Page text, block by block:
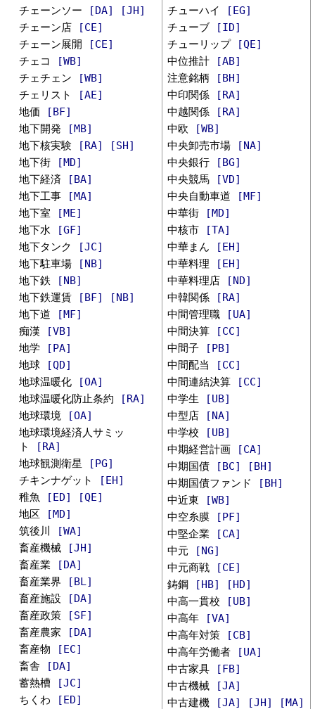
チェーンソー
[DA]
[JH]
チェーン店
[CE]
チェーン展開
[CE]
チェコ
[WB]
チェチェン
[WB]
チェリスト
[AE]
地価
[BF]
地下開発
[MB]
地下核実験
[RA]
[SH]
地下街
[MD]
地下経済
[BA]
地下工事
[MA]
地下室
[ME]
地下水
[GF]
地下タンク
[JC]
地下駐車場
[NB]
地下鉄
[NB]
地下鉄運賃
[BF]
[NB]
地下道
[MF]
痴漢
[VB]
地学
[PA]
地球
[QD]
地球温暖化
[OA]
地球温暖化防止条約
[RA]
地球環境
[OA]
地球環境経済人サミッ
ト
[RA]
地球観測衛星
[PG]
チキンナゲット
[EH]
稚魚
[ED]
[QE]
地区
[MD]
筑後川
[WA]
畜産機械
[JH]
畜産業
[DA]
畜産業界
[BL]
畜産施設
[DA]
畜産政策
[SF]
畜産農家
[DA]
畜産物
[EC]
畜舎
[DA]
蓄熱槽
[JC]
ちくわ
[ED]
チューハイ
[EG]
チューブ
[ID]
チューリップ
[QE]
中位推計
[AB]
注意銘柄
[BH]
中印関係
[RA]
中越関係
[RA]
中欧
[WB]
中央卸売市場
[NA]
中央銀行
[BG]
中央競馬
[VD]
中央自動車道
[MF]
中華街
[MD]
中核市
[TA]
中華まん
[EH]
中華料理
[EH]
中華料理店
[ND]
中韓関係
[RA]
中間管理職
[UA]
中間決算
[CC]
中間子
[PB]
中間配当
[CC]
中間連結決算
[CC]
中学生
[UB]
中型店
[NA]
中学校
[UB]
中期経営計画
[CA]
中期国債
[BC]
[BH]
中期国債ファンド
[BH]
中近東
[WB]
中空糸膜
[PF]
中堅企業
[CA]
中元
[NG]
中元商戦
[CE]
鋳鋼
[HB]
[HD]
中高一貫校
[UB]
中高年
[VA]
中高年対策
[CB]
中高年労働者
[UA]
中古家具
[FB]
中古機械
[JA]
中古建機
[JA] [JH]
[MA]